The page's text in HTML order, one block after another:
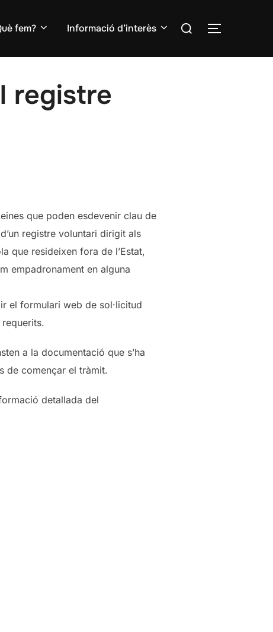
fem? Informació d’interès
Search
TOGGLE
registre
que poden esdevenir clau de
registre voluntari dirigit als
que resideixen fora de l’Estat,
empadronament en alguna
el formulari web de sol·licitud
a la documentació que s’ha
de començar el tràmit.
detallada del